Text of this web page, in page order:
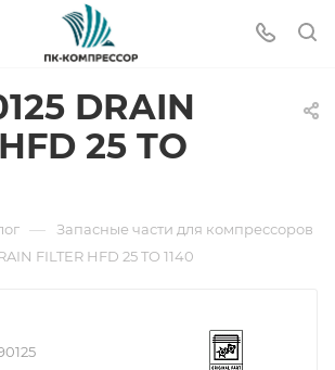
DRAIN
25 TO
— Запасные части для компрессоров
FILTER HFD 25 TO 1140